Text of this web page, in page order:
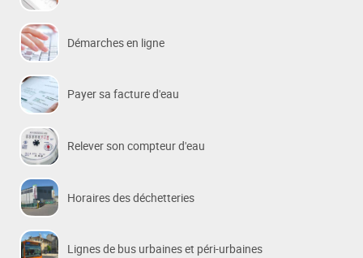
Démarches en ligne
Payer sa facture d'eau
Relever son compteur d'eau
Horaires des déchetteries
Lignes de bus urbaines et péri-urbaines